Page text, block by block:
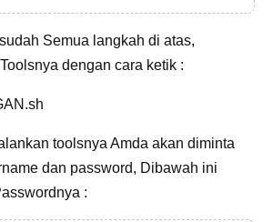
Semua langkah di atas,
dengan cara ketik :
toolsnya Amda akan diminta
dan password, Dibawah ini
: